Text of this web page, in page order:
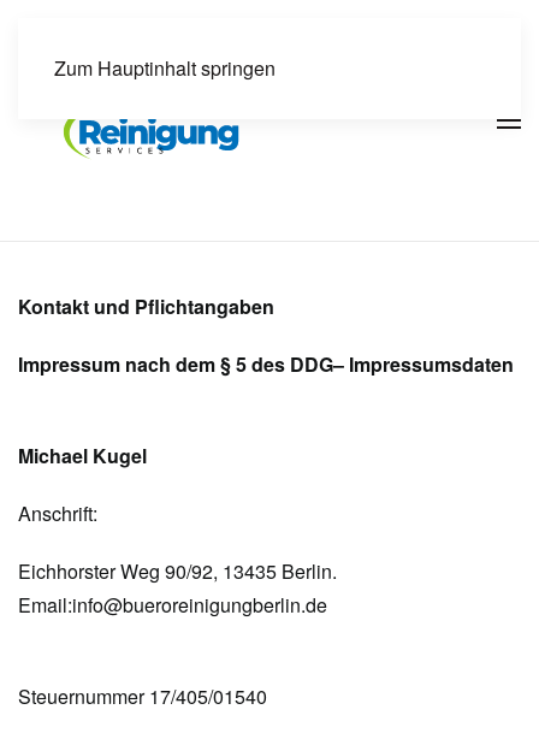
Zum Hauptinhalt springen
Kontakt und Pflichtangaben
Impressum nach dem § 5 des DDG– Impressumsdaten
Michael Kugel
Anschrift:
Eichhorster Weg 90/92, 13435 Berlin.
Email:info@bueroreinigungberlin.de
Steuernummer 17/405/01540